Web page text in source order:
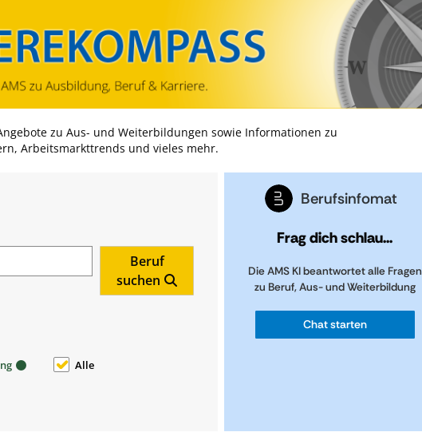
Zum Inhalt springen
Zum Navmenü springen
Zur Suche springen
Zur Footer springen
zu Aus- und Weiterbildungen sowie Informationen zu
Arbeitsmarkttrends und vieles mehr.
Beruf
suchen
Alle
Berufsinfomat
Frag dich schlau...
Die AMS KI beantwortet alle Fragen
zu Beruf, Aus- und Weiterbildung
Chat starten